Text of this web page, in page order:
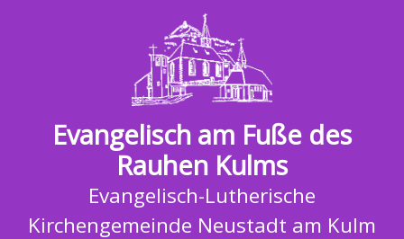
Evangelisch am Fuße des
Rauhen Kulms
Evangelisch-Lutherische
Kirchengemeinde Neustadt am Kulm